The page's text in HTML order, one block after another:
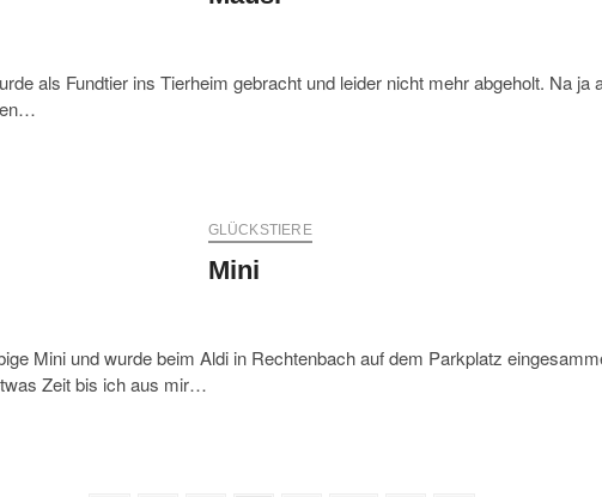
als Fundtier ins Tierheim gebracht und leider nicht mehr abgeholt. Na ja
GLÜCKSTIERE
Mini
Mini und wurde beim Aldi in Rechtenbach auf dem Parkplatz
Zeit bis ich aus mir…